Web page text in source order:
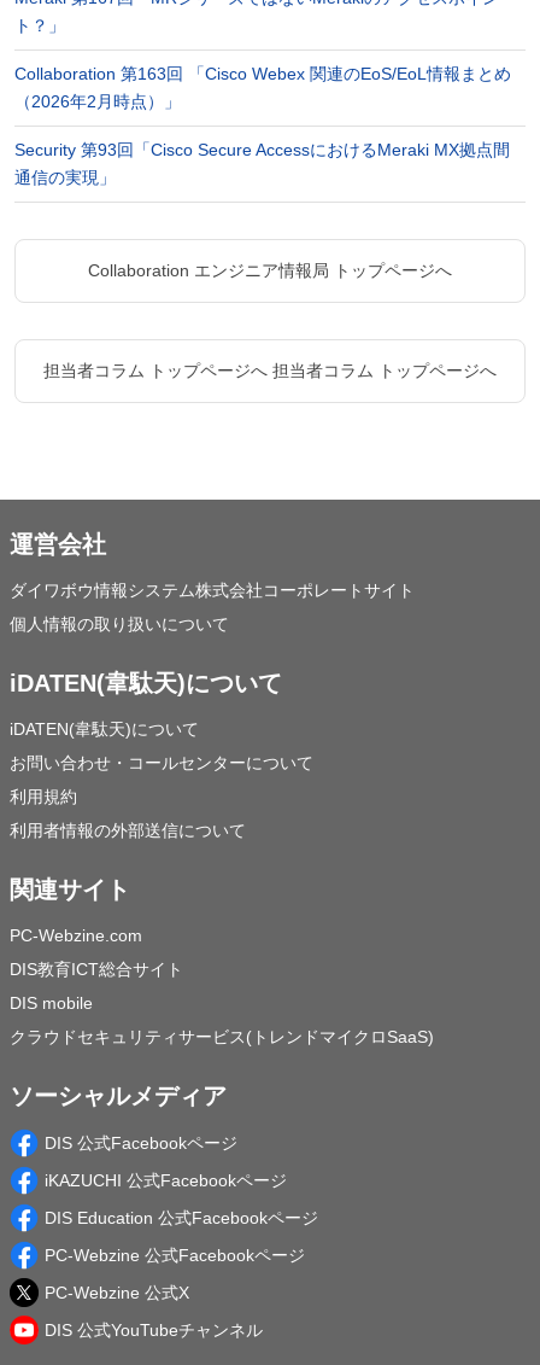
ト？」
Collaboration 第163回 「Cisco Webex 関連のEoS/EoL情報まとめ
（2026年2月時点）」
Security 第93回「Cisco Secure AccessにおけるMeraki MX拠点間
通信の実現」
Collaboration エンジニア情報局 トップページへ
担当者コラム トップページへ 担当者コラム トップページへ
運営会社
ダイワボウ情報システム株式会社コーポレートサイト
個人情報の取り扱いについて
iDATEN(韋駄天)について
iDATEN(韋駄天)について
お問い合わせ・コールセンターについて
利用規約
利用者情報の外部送信について
関連サイト
PC-Webzine.com
DIS教育ICT総合サイト
DIS mobile
クラウドセキュリティサービス(トレンドマイクロSaaS)
ソーシャルメディア
DIS 公式Facebookページ
iKAZUCHI 公式Facebookページ
DIS Education 公式Facebookページ
PC-Webzine 公式Facebookページ
PC-Webzine 公式X
DIS 公式YouTubeチャンネル